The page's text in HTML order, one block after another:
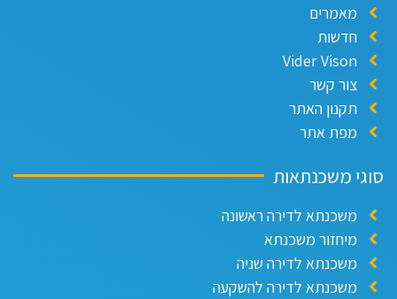
מאמרים
חדשות
Vider Vison
צור קשר
תקנון האתר
מפת אתר
סוגי משכנתאות
משכנתא לדירה ראשונה
מיחזור משכנתא
משכנתא לדירה שניה
משכנתא לדירה להשקעה